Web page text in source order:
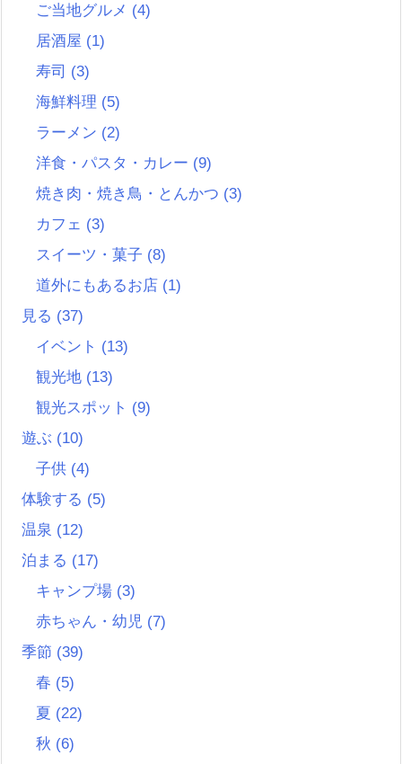
ご当地グルメ (4)
居酒屋 (1)
寿司 (3)
海鮮料理 (5)
ラーメン (2)
洋食・パスタ・カレー (9)
焼き肉・焼き鳥・とんかつ (3)
カフェ (3)
スイーツ・菓子 (8)
道外にもあるお店 (1)
見る (37)
イベント (13)
観光地 (13)
観光スポット (9)
遊ぶ (10)
子供 (4)
体験する (5)
温泉 (12)
泊まる (17)
キャンプ場 (3)
赤ちゃん・幼児 (7)
季節 (39)
春 (5)
夏 (22)
秋 (6)